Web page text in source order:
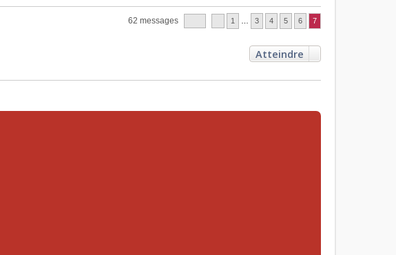
62 messages 1 3 4 5 6 7
Atteindre